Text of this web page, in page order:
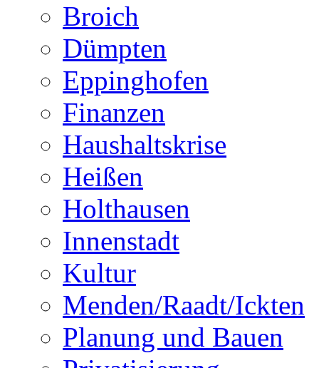
Broich
Dümpten
Eppinghofen
Finanzen
Haushaltskrise
Heißen
Holthausen
Innenstadt
Kultur
Menden/Raadt/Ickten
Planung und Bauen